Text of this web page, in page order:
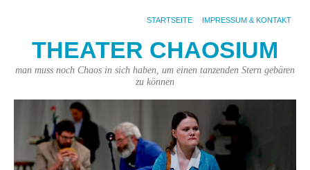
STARTSEITE IMPRESSUM & KONTAKT
THEATER CHAOSIUM
man muss noch Chaos in sich haben, um einen tanzenden Stern gebären
zu können